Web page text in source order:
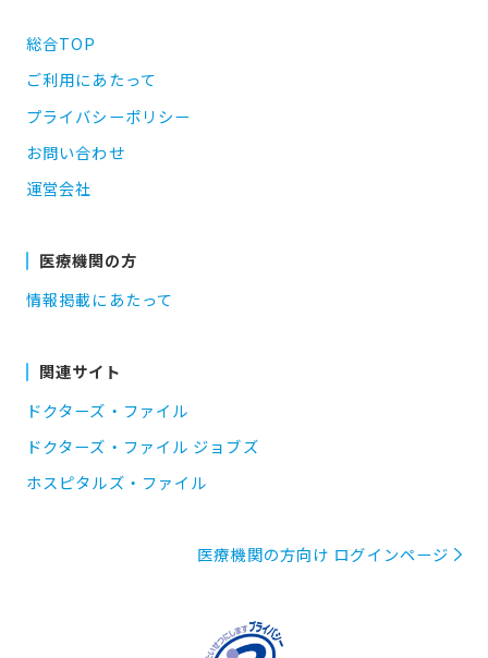
総合TOP
ご利用にあたって
プライバシーポリシー
お問い合わせ
運営会社
医療機関の方
情報掲載にあたって
関連サイト
ドクターズ・ファイル
ドクターズ・ファイル ジョブズ
ホスピタルズ・ファイル
医療機関の方向け ログインページ